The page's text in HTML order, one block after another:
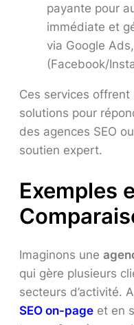
payante pour
immédiate et
via Google
(Facebook/
Ces services
solutions pour
des agences SEO
soutien expert.
Exemples
Imaginons une
qui gère plusieurs
secteurs d’activité.
SEO on-page et en